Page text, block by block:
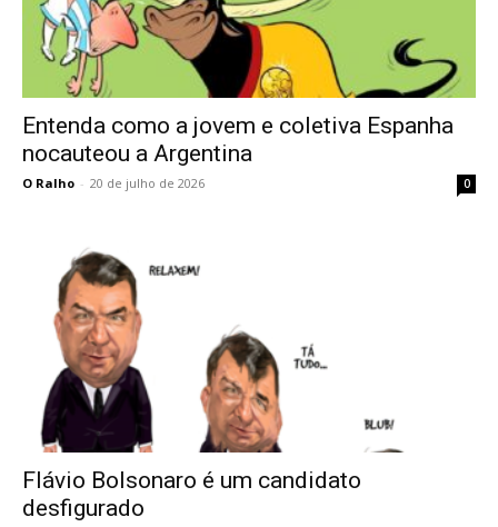
Entenda como a jovem e coletiva Espanha
nocauteou a Argentina
O Ralho - 20 de julho de 2026 0
Flávio Bolsonaro é um candidato
desfigurado